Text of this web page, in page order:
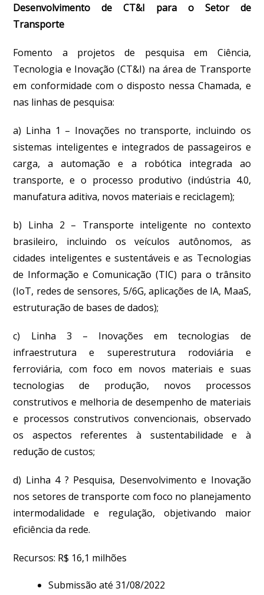
Desenvolvimento de CT&I para o Setor de
Transporte
Fomento a projetos de pesquisa em Ciência,
Tecnologia e Inovação (CT&I) na área de Transporte
em conformidade com o disposto nessa Chamada, e
nas linhas de pesquisa:
a) Linha 1 – Inovações no transporte, incluindo os
sistemas inteligentes e integrados de passageiros e
carga, a automação e a robótica integrada ao
transporte, e o processo produtivo (indústria 4.0,
manufatura aditiva, novos materiais e reciclagem);
b) Linha 2 – Transporte inteligente no contexto
brasileiro, incluindo os veículos autônomos, as
cidades inteligentes e sustentáveis e as Tecnologias
de Informação e Comunicação (TIC) para o trânsito
(IoT, redes de sensores, 5/6G, aplicações de IA, MaaS,
estruturação de bases de dados);
c) Linha 3 – Inovações em tecnologias de
infraestrutura e superestrutura rodoviária e
ferroviária, com foco em novos materiais e suas
tecnologias de produção, novos processos
construtivos e melhoria de desempenho de materiais
e processos construtivos convencionais, observado
os aspectos referentes à sustentabilidade e à
redução de custos;
d) Linha 4 ? Pesquisa, Desenvolvimento e Inovação
nos setores de transporte com foco no planejamento
intermodalidade e regulação, objetivando maior
eficiência da rede.
Recursos: R$ 16,1 milhões
Submissão até 31/08/2022